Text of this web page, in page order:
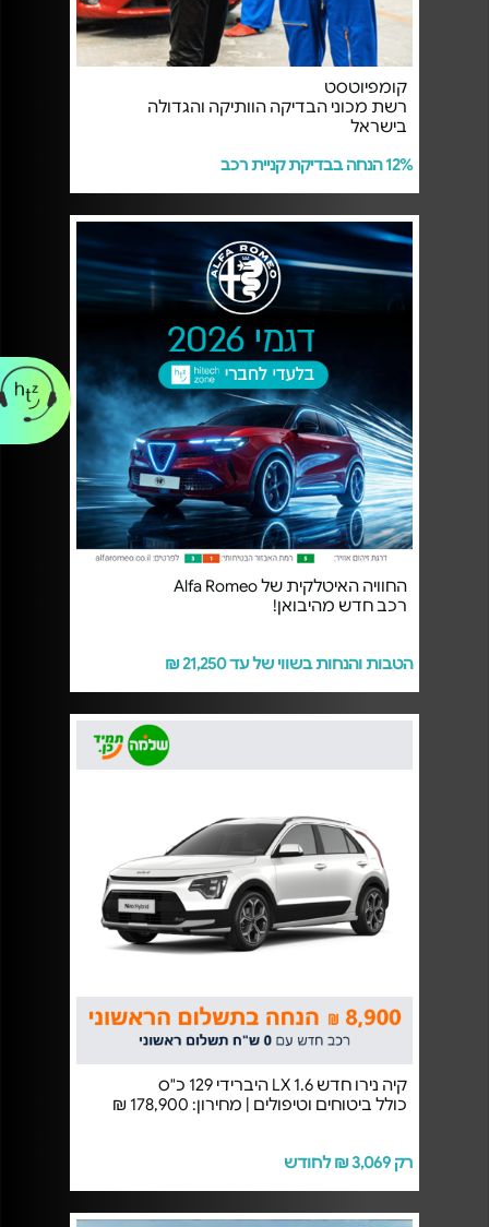
קומפיוטסט
רשת מכוני הבדיקה הוותיקה והגדולה
בישראל
12% הנחה בבדיקת קניית רכב
החוויה האיטלקית של Alfa Romeo
רכב חדש מהיבואן!
הטבות והנחות בשווי של עד 21,250 ₪
קיה נירו חדש 1.6 LX היברידי 129 כ"ס
כולל ביטוחים וטיפולים | מחירון: 178,900 ₪
רק 3,069 ₪ לחודש